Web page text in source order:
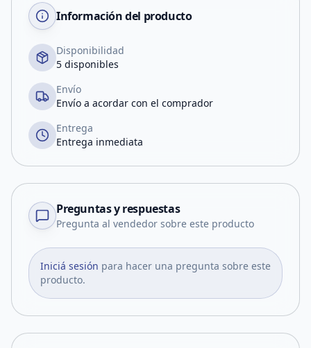
Información del producto
Disponibilidad
5 disponibles
Envío
Envío a acordar con el comprador
Entrega
Entrega inmediata
Preguntas y respuestas
Pregunta al vendedor sobre este producto
Iniciá sesión para hacer una pregunta sobre este
producto.